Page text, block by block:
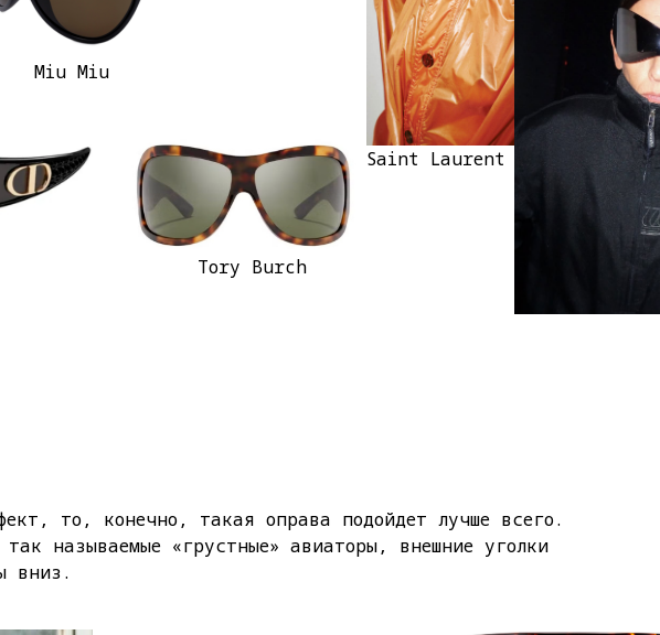
Saint Laurent
Tory Burch
Miu Miu
то, конечно, такая оправа подойдет лучше всего.
так называемые «грустные» авиаторы, внешние уголки
вниз.